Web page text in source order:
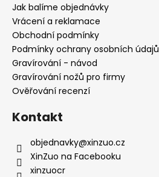
Jak balíme objednávky
Vrácení a reklamace
Obchodní podmínky
Podmínky ochrany osobních údajů
Gravírování - návod
Gravírování nožů pro firmy
Ověřování recenzí
Kontakt
objednavky@xinzuo.cz
XinZuo na Facebooku
xinzuocr